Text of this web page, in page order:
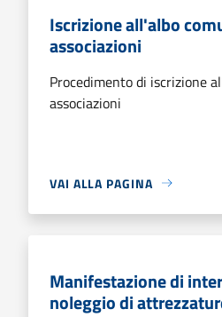
Iscrizione all'albo
associazioni
Procedimento di iscrizione
associazioni
VAI ALLA PAGINA
Manifestazione di
noleggio di